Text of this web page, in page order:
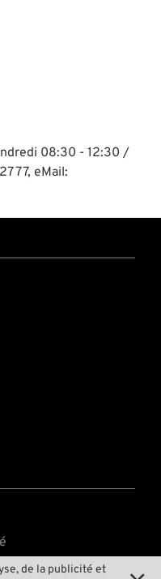
de la publicité et
08:30 - 12:30 /
77, eMail: